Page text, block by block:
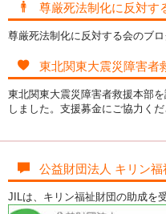
尊厳死法制化に反対す
尊厳死法制化に反対する会のブロ
東北関東大震災障害者
東北関東大震災障害者救援本部
しました。支援募金にご協力くだ
公益財団法人 キリン福
JILは、キリン福祉財団の助成を